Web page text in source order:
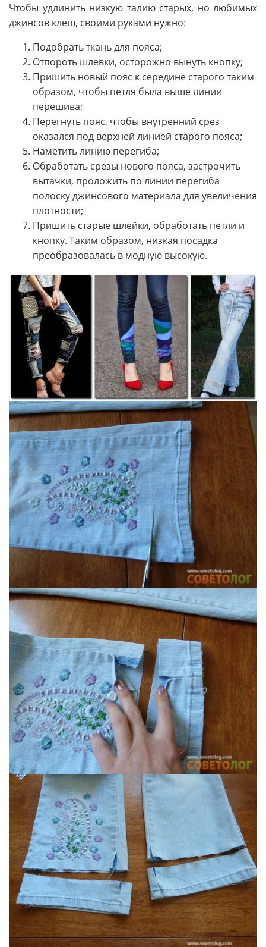
Чтобы удлинить низкую талию старых, но любимых
джинсов клеш, своими руками нужно:
Подобрать ткань для пояса;
Отпороть шлевки, осторожно вынуть кнопку;
Пришить новый пояс к середине старого таким
образом, чтобы петля была выше линии
перешива;
Перегнуть пояс, чтобы внутренний срез
оказался под верхней линией старого пояса;
Наметить линию перегиба;
Обработать срезы нового пояса, застрочить
вытачки, проложить по линии перегиба
полоску джинсового материала для увеличения
плотности;
Пришить старые шлейки, обработать петли и
кнопку. Таким образом, низкая посадка
преобразовалась в модную высокую.